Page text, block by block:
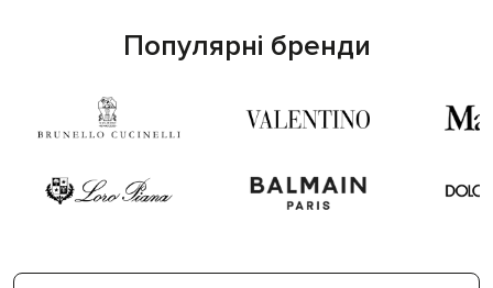
Популярні бренди